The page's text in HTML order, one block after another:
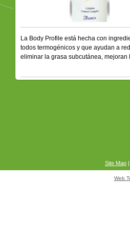
La Body Profile está hecha con
todos termogénicos y que ayudan a
eliminar la grasa subcutánea,
Site Map
Web